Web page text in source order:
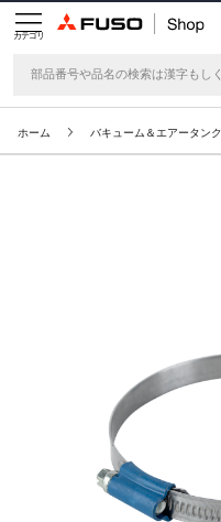
カテゴリ
ホーム バキューム＆エアータンク